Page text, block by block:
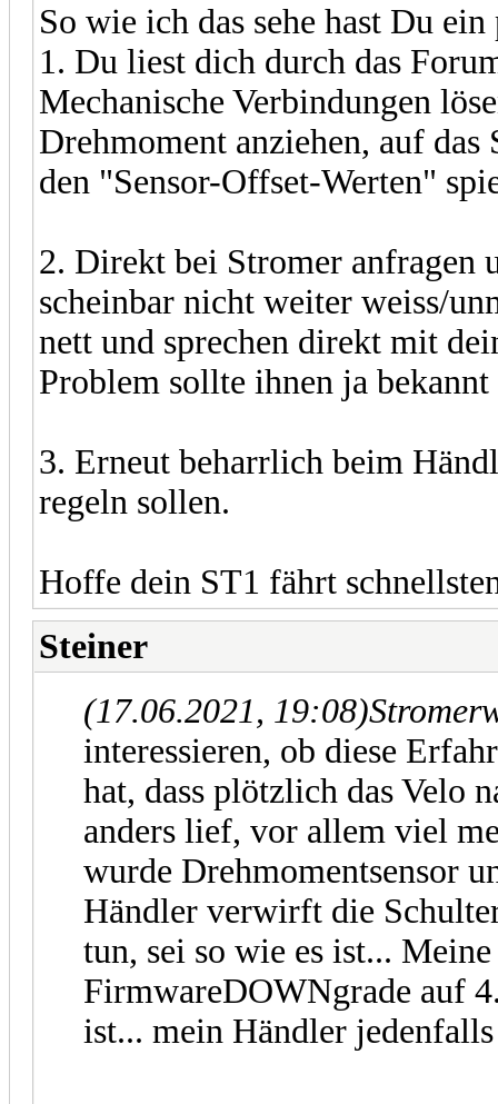
So wie ich das sehe hast Du
1. Du liest dich durch das
Mechanische Verbindungen
Drehmoment anziehen, auf
den "Sensor-Offset-Werten"
2. Direkt bei Stromer
scheinbar nicht weiter weiss/
nett und sprechen direkt mit
Problem sollte ihnen ja bekannt
3. Erneut beharrlich beim
regeln sollen.
Hoffe dein ST1 fährt
Steiner
(17.06.2021, 19:08)
interessieren, ob diese
hat, dass plötzlich das Velo
anders lief, vor allem viel
wurde Drehmomentsensor
Händler verwirft die
tun, sei so wie es ist...
FirmwareDOWNgrade auf
ist... mein Händler